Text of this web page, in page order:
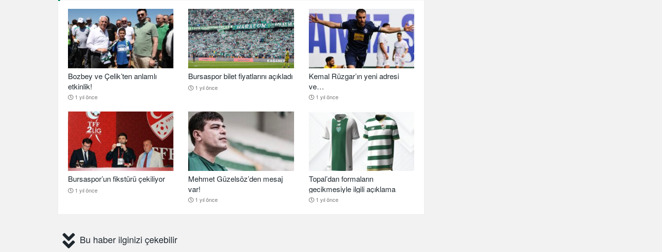
Bozbey ve Çelik’ten anlamlı
etkinlik!
1 yıl önce
Bursaspor bilet fiyatlarını açıkladı
1 yıl önce
Kemal Rüzgar’ın yeni adresi
ve…
1 yıl önce
Bursaspor’un fikstürü çekiliyor
1 yıl önce
Mehmet Güzelsöz’den mesaj
var!
1 yıl önce
Topal’dan formaların
gecikmesiyle ilgili açıklama
1 yıl önce
Bu haber ilginizi çekebilir